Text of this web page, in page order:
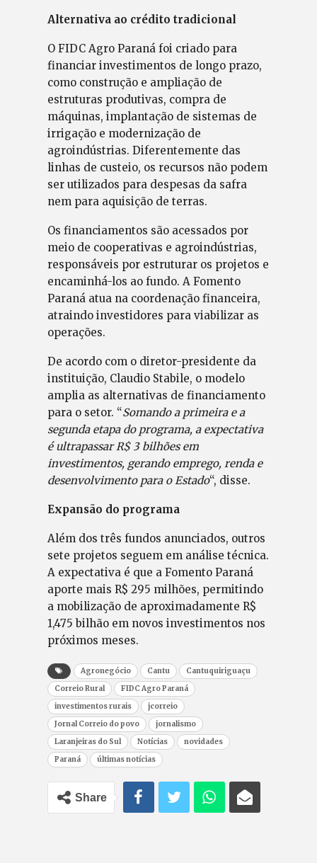
Alternativa ao crédito tradicional
O FIDC Agro Paraná foi criado para
financiar investimentos de longo prazo,
como construção e ampliação de
estruturas produtivas, compra de
máquinas, implantação de sistemas de
irrigação e modernização de
agroindústrias. Diferentemente das
linhas de custeio, os recursos não podem
ser utilizados para despesas da safra
nem para aquisição de terras.
Os financiamentos são acessados por
meio de cooperativas e agroindústrias,
responsáveis por estruturar os projetos e
encaminhá-los ao fundo. A Fomento
Paraná atua na coordenação financeira,
atraindo investidores para viabilizar as
operações.
De acordo com o diretor-presidente da
instituição, Claudio Stabile, o modelo
amplia as alternativas de financiamento
para o setor. “Somando a primeira e a
segunda etapa do programa, a expectativa
é ultrapassar R$ 3 bilhões em
investimentos, gerando emprego, renda e
desenvolvimento para o Estado“, disse.
Expansão do programa
Além dos três fundos anunciados, outros
sete projetos seguem em análise técnica.
A expectativa é que a Fomento Paraná
aporte mais R$ 295 milhões, permitindo
a mobilização de aproximadamente R$
1,475 bilhão em novos investimentos nos
próximos meses.
Agronegócio Cantu
Cantuquiriguaçu
Correio Rural
FIDC Agro Paraná
investimentos rurais
jcorreio
Jornal Correio do povo
jornalismo
Laranjeiras do Sul
Notícias
novidades
Paraná
últimas notícias
Share